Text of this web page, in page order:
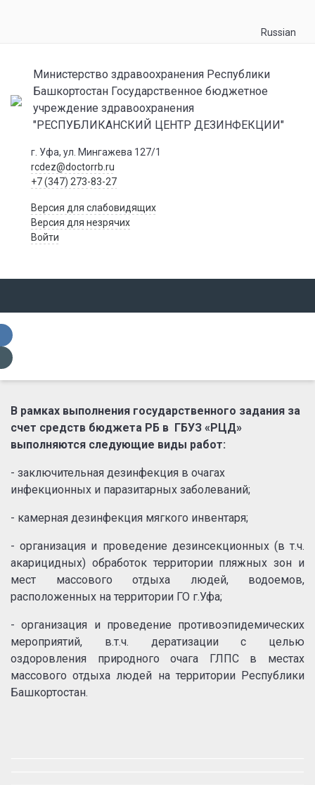
Russian
Министерство здравоохранения Республики
Башкортостан Государственное бюджетное
учреждение здравоохранения
"РЕСПУБЛИКАНСКИЙ ЦЕНТР ДЕЗИНФЕКЦИИ"
г. Уфа, ул. Мингажева 127/1
rcdez@doctorrb.ru
+7 (347) 273-83-27
Версия для слабовидящих
Версия для незрячих
Войти
В рамках выполнения государственного задания за
счет средств бюджета РБ в ГБУЗ «РЦД»
выполняются следующие виды работ:
- заключительная дезинфекция в очагах
инфекционных и паразитарных заболеваний;
- камерная дезинфекция мягкого инвентаря;
- организация и проведение дезинсекционных (в т.ч.
акарицидных) обработок территории пляжных зон и
мест массового отдыха людей, водоемов,
расположенных на территории ГО г.Уфа;
- организация и проведение противоэпидемических
мероприятий, в.т.ч. дератизации с целью
оздоровления природного очага ГЛПС в местах
массового отдыха людей на территории Республики
Башкортостан.